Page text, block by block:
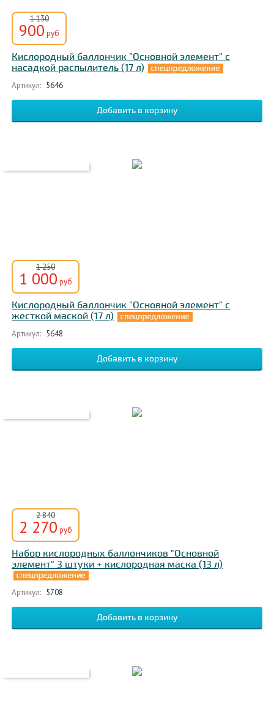
1 130
900 руб
Кислородный баллончик "Основной элемент" с
насадкой распылитель (17 л)
Артикул: 5646
1 250
1 000 руб
Кислородный баллончик "Основной элемент" с
жесткой маской (17 л)
Артикул: 5648
2 840
2 270 руб
Набор кислородных баллончиков "Основной
элемент" 3 штуки + кислородная маска (13 л)
Артикул: 5708